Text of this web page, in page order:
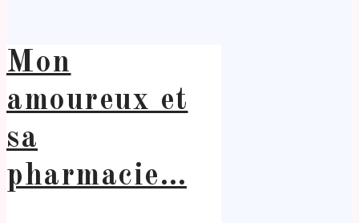
Mon
amoureux et
sa
pharmacie…